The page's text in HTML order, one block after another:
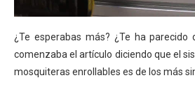
¿Te esperabas más? ¿Te ha parecido
comenzaba el artículo diciendo que el
mosquiteras enrollables es de los más